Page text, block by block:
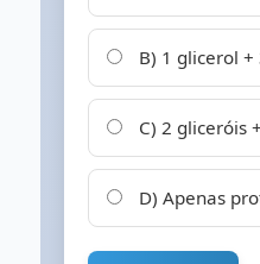
B) 1 glicerol
C) 2 gliceróis
D) Apenas